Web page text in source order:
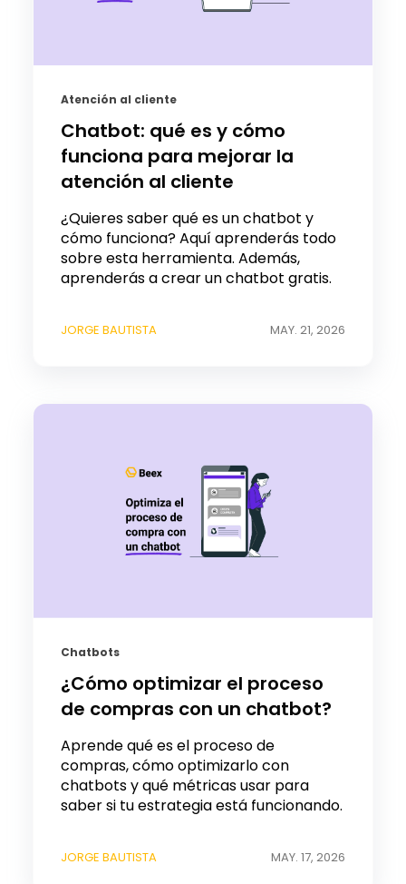
Atención al cliente
Chatbot: qué es y cómo
funciona para mejorar la
atención al cliente
¿Quieres saber qué es un chatbot y
cómo funciona? Aquí aprenderás todo
sobre esta herramienta. Además,
aprenderás a crear un chatbot gratis.
JORGE BAUTISTA MAY. 21, 2026
Chatbots
¿Cómo optimizar el proceso
de compras con un chatbot?
Aprende qué es el proceso de
compras, cómo optimizarlo con
chatbots y qué métricas usar para
saber si tu estrategia está funcionando.
JORGE BAUTISTA MAY. 17, 2026